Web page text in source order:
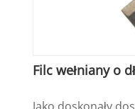
Filc wełniany o
Jako doskonały